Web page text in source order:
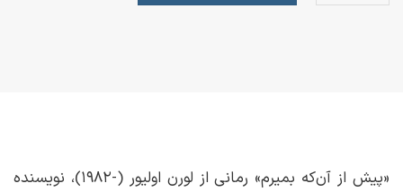
«پیش از آن‌که بمیرم» رمانی از لورن اولیور (-۱۹۸۲)، نویسنده